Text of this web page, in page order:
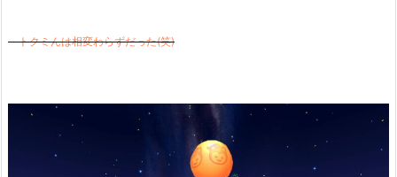
トクミんは相変わらずだった(笑)